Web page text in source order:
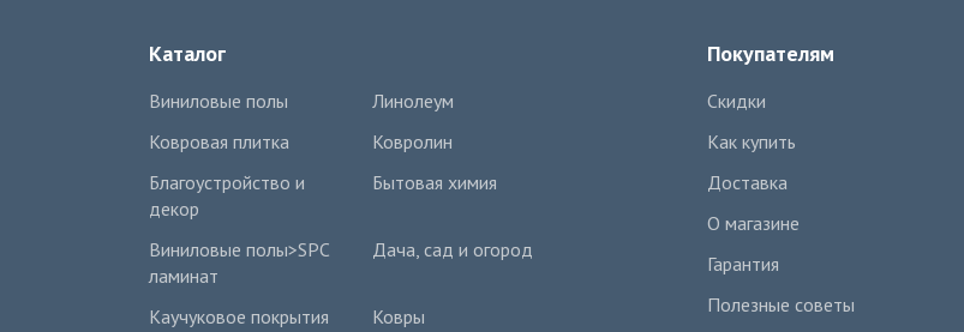
Каталог
Виниловые полы
Линолеум
Ковровая плитка
Ковролин
Благоустройство и
декор
Бытовая химия
Виниловые полы>SPC
ламинат
Дача, сад и огород
Каучуковое покрытия Ковры
Покупателям
Скидки
Как купить
Доставка
О магазине
Гарантия
Полезные советы